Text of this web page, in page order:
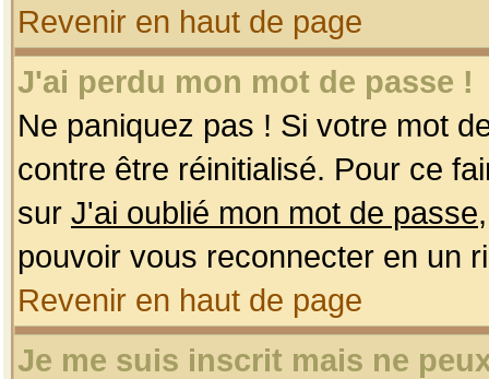
Revenir en haut de page
J'ai perdu mon mot de passe !
Ne paniquez pas ! Si votre mot
contre être réinitialisé. Pour ce
sur J'ai oublié mon mot de passe
pouvoir vous reconnecter en un
Revenir en haut de page
Je me suis inscrit mais ne